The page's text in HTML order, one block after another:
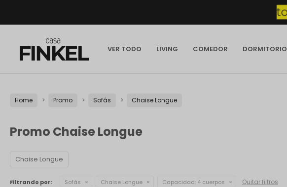
VER TODO LIVING COMEDOR DORMITORIO
Home Promo Sofás Chaise Longue
Promo Chaise Longue
Chaise Longue
Filtrando por: Sofás Chaise Longue Capacidad: 4 cuerpos Quitar filtros